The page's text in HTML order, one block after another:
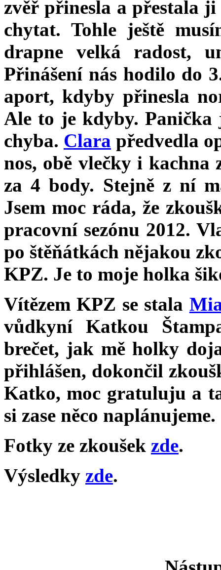
zvěř přinesla a přestala
chytat. Tohle ještě
drapne velká radost,
Přinášení nás hodilo do
aport, kdyby přinesla
Ale to je kdyby.
chyba. Clara předvedla
nos, obě vlečky i
za 4 body. Stejně z ní
Jsem moc ráda, že
pracovní sezónu 2012.
po štěňátkách nějakou
KPZ. Je to moje holka
Vítězem KPZ se stala
vůdkyní Katkou
brečet, jak mě holky
přihlášen, dokončil
Katko, moc gratuluju a
si zase něco naplánujeme.
Fotky ze zkoušek zde.
Výsledky zde.